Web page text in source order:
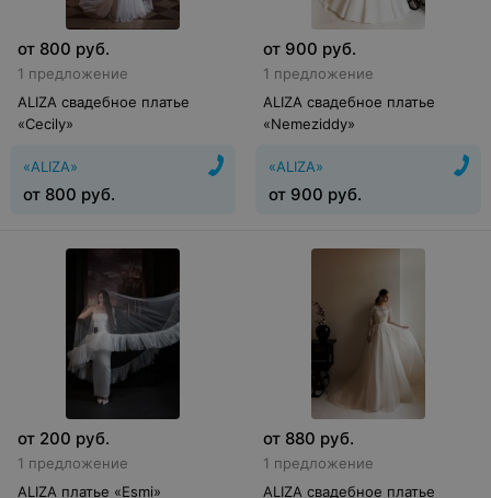
от 800 руб.
1 предложение
ALIZA свадебное платье
«Cecily»
«ALIZA»
от 800 руб.
от 900 руб.
1 предложение
ALIZA свадебное платье
«Nemeziddy»
«ALIZA»
от 900 руб.
от 200 руб.
1 предложение
ALIZA платье «Esmi»
от 880 руб.
1 предложение
ALIZA свадебное платье